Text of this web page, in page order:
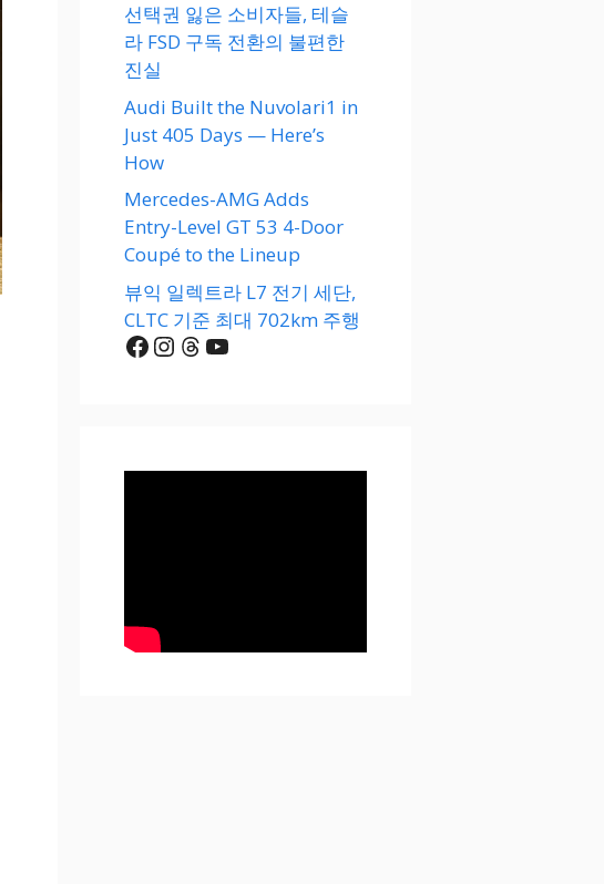
선택권 잃은 소비자들, 테슬
라 FSD 구독 전환의 불편한
진실
Audi Built the Nuvolari1 in
Just 405 Days — Here’s
How
Mercedes-AMG Adds
Entry-Level GT 53 4-Door
Coupé to the Lineup
뷰익 일렉트라 L7 전기 세단,
CLTC 기준 최대 702km 주행
Facebook
Instagram
Threads
YouTube